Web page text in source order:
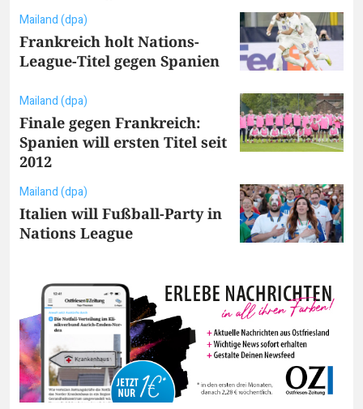
Mailand (dpa)
Frankreich holt Nations-
League-Titel gegen Spanien
Mailand (dpa)
Finale gegen Frankreich:
Spanien will ersten Titel seit
2012
Mailand (dpa)
Italien will Fußball-Party in
Nations League